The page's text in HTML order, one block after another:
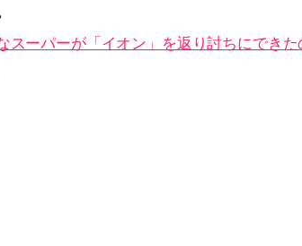
スーパーが「イオン」を返り討ちにでき